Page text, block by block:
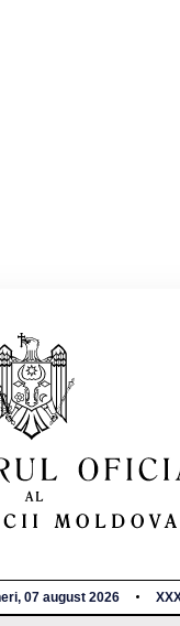
07 august 2026